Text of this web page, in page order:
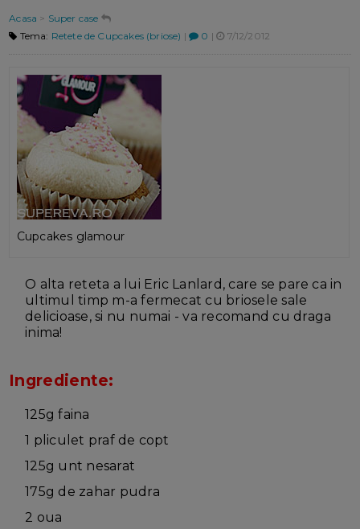
Acasa > Super case
Tema: Retete de Cupcakes (briose) | 0 | 7/12/2012
Cupcakes glamour
O alta reteta a lui Eric Lanlard, care se pare ca in
ultimul timp m-a fermecat cu briosele sale
delicioase, si nu numai - va recomand cu draga
inima!
Ingrediente:
125g faina
1 pliculet praf de copt
125g unt nesarat
175g de zahar pudra
2 oua